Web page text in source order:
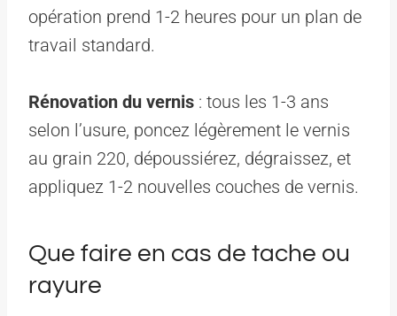
opération prend 1-2 heures pour un plan de
travail standard.
Rénovation du vernis : tous les 1-3 ans
selon l’usure, poncez légèrement le vernis
au grain 220, dépoussiérez, dégraissez, et
appliquez 1-2 nouvelles couches de vernis.
Que faire en cas de tache ou
rayure